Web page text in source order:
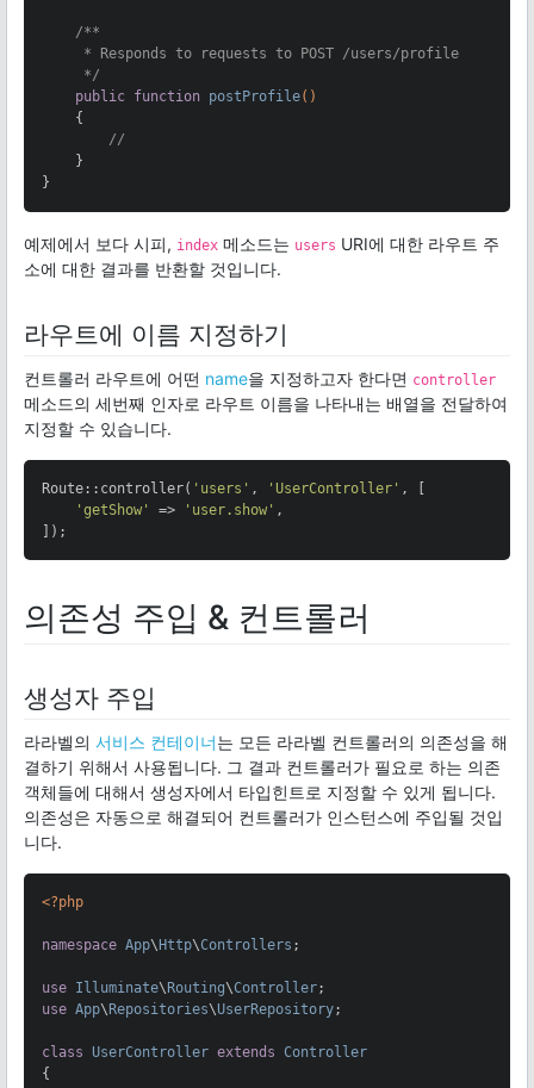
/**
     * Responds to requests to POST /users/profile
     */
public function postProfile()
{
//
    }
}
예제에서 보다 시피, index 메소드는 users URI에 대한 라우트 주
소에 대한 결과를 반환할 것입니다.
라우트에 이름 지정하기
컨트롤러 라우트에 어떤 name을 지정하고자 한다면 controller
메소드의 세번째 인자로 라우트 이름을 나타내는 배열을 전달하여
지정할 수 있습니다.
Route::controller( 'users' , 'UserController' , [
'getShow'
=> 'user.show' ,
]);
의존성 주입 & 컨트롤러
생성자 주입
라라벨의 서비스 컨테이너는 모든 라라벨 컨트롤러의 의존성을 해
결하기 위해서 사용됩니다. 그 결과 컨트롤러가 필요로 하는 의존
객체들에 대해서 생성자에서 타입힌트로 지정할 수 있게 됩니다.
의존성은 자동으로 해결되어 컨트롤러가 인스턴스에 주입될 것입
니다.
<?php
namespace App\Http\Controllers ;
use Illuminate\Routing\Controller
use App\Repositories\UserRepository;
class UserController extends Controller
{